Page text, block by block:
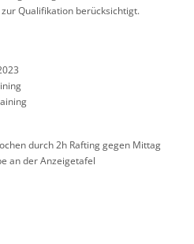
Qualifikation berücksichtigt.
durch 2h Rafting gegen Mittag
an der Anzeigetafel